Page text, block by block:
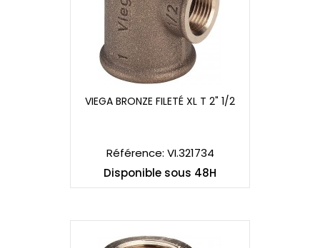
VIEGA BRONZE FILETÉ XL T 2" 1/2
Référence: VI.321734
Disponible sous 48H